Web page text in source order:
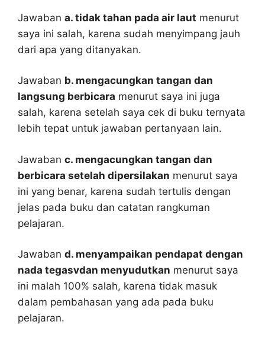
Jawaban a. tidak tahan pada air laut menurut
saya ini salah, karena sudah menyimpang jauh
dari apa yang ditanyakan.
Jawaban b. mengacungkan tangan dan
langsung berbicara menurut saya ini juga
salah, karena setelah saya cek di buku ternyata
lebih tepat untuk jawaban pertanyaan lain.
Jawaban c. mengacungkan tangan dan
berbicara setelah dipersilakan menurut saya
ini yang benar, karena sudah tertulis dengan
jelas pada buku dan catatan rangkuman
pelajaran.
Jawaban d. menyampaikan pendapat dengan
nada tegasvdan menyudutkan menurut saya
ini malah 100% salah, karena tidak masuk
dalam pembahasan yang ada pada buku
pelajaran.